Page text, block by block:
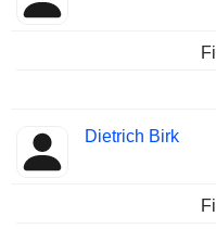
Dietrich Birk